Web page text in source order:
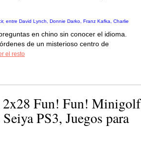
en chino sin conocer el idioma.
de un misterioso centro de
el resto
2x28 Fun! Fun! Minigolf
PS3, Juegos para